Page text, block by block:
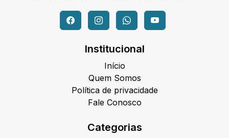
Institucional
Início
Quem Somos
Política de privacidade
Fale Conosco
Categorias